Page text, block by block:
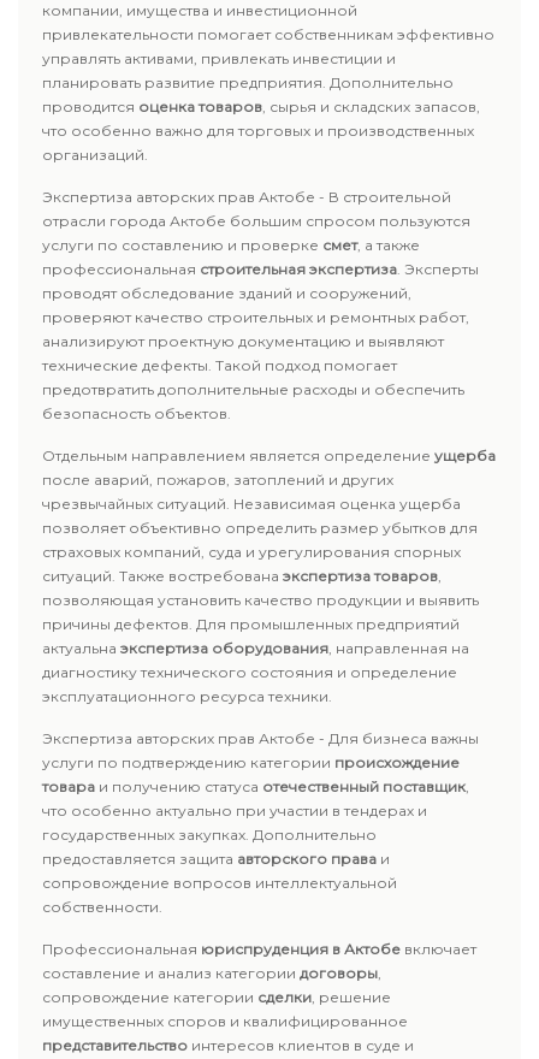
компании, имущества и инвестиционной
привлекательности помогает собственникам эффективно
управлять активами, привлекать инвестиции и
планировать развитие предприятия. Дополнительно
проводится оценка товаров, сырья и складских запасов,
что особенно важно для торговых и производственных
организаций.
Экспертиза авторских прав Актобе - В строительной
отрасли города Актобе большим спросом пользуются
услуги по составлению и проверке смет, а также
профессиональная строительная экспертиза. Эксперты
проводят обследование зданий и сооружений,
проверяют качество строительных и ремонтных работ,
анализируют проектную документацию и выявляют
технические дефекты. Такой подход помогает
предотвратить дополнительные расходы и обеспечить
безопасность объектов.
Отдельным направлением является определение ущерба
после аварий, пожаров, затоплений и других
чрезвычайных ситуаций. Независимая оценка ущерба
позволяет объективно определить размер убытков для
страховых компаний, суда и урегулирования спорных
ситуаций. Также востребована экспертиза товаров,
позволяющая установить качество продукции и выявить
причины дефектов. Для промышленных предприятий
актуальна экспертиза оборудования, направленная на
диагностику технического состояния и определение
эксплуатационного ресурса техники.
Экспертиза авторских прав Актобе - Для бизнеса важны
услуги по подтверждению категории происхождение
товара и получению статуса отечественный поставщик,
что особенно актуально при участии в тендерах и
государственных закупках. Дополнительно
предоставляется защита авторского права и
сопровождение вопросов интеллектуальной
собственности.
Профессиональная юриспруденция в Актобе включает
составление и анализ категории договоры,
сопровождение категории сделки, решение
имущественных споров и квалифицированное
представительство интересов клиентов в суде и